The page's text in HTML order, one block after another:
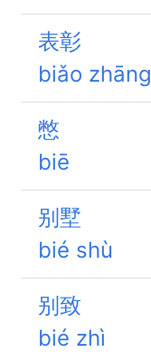
表彰
biǎo zhāng
憋
biē
别墅
bié shù
别致
bié zhì